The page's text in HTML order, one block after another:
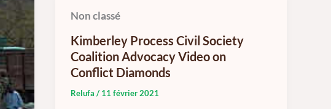
Non classé
Kimberley Process Civil Society
Coalition Advocacy Video on
Conflict Diamonds
Relufa/ 11 février 2021